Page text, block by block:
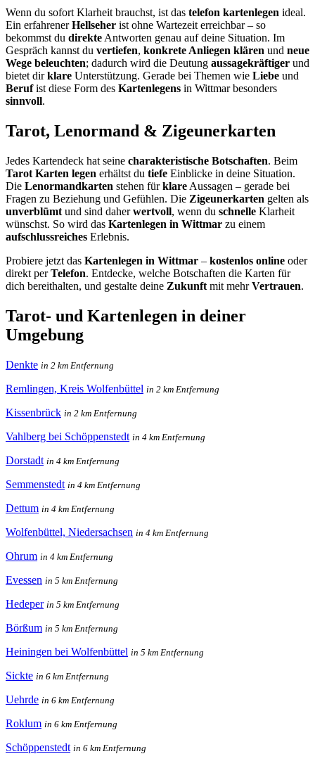
Wenn du sofort Klarheit brauchst, ist das telefon kartenlegen ideal.
Ein erfahrenerHellseher ist ohne Wartezeit erreichbar – so
bekommst du direkte Antworten genau auf deine Situation. Im
Gespräch kannst du vertiefen, konkrete Anliegen klären und neue
Wege beleuchten; dadurch wird die Deutung aussagekräftiger und
bietet dirklare Unterstützung. Gerade bei Themen wie Liebe und
Berufist diese Form des Kartenlegens in Wittmar besonders
sinnvoll.
Tarot, Lenormand & Zigeunerkarten
Jedes Kartendeck hat seine charakteristische Botschaften. Beim
Tarot Karten legen erhältst du tiefe Einblicke in deine Situation.
Die Lenormandkarten stehen fürklare Aussagen – gerade bei
Fragen zu Beziehung und Gefühlen. Die Zigeunerkarten gelten als
unverblümt und sind daherwertvoll, wenn du schnelle Klarheit
wünschst. So wird das Kartenlegen in Wittmar zu einem
aufschlussreiches Erlebnis.
Probiere jetzt das Kartenlegen in Wittmar – kostenlos online oder
direkt perTelefon. Entdecke, welche Botschaften die Karten für
dich bereithalten, und gestalte deine Zukunft mit mehrVertrauen.
Tarot- und Kartenlegen in deiner
Umgebung
Denkte in 2 km Entfernung
Remlingen, Kreis Wolfenbüttel in 2 km Entfernung
Kissenbrück in 2 km Entfernung
Vahlberg bei Schöppenstedt in 4 km Entfernung
Dorstadt in 4 km Entfernung
Semmenstedt in 4 km Entfernung
Dettum in 4 km Entfernung
Wolfenbüttel, Niedersachsen in 4 km Entfernung
Ohrum in 4 km Entfernung
Evessen in 5 km Entfernung
Hedeper in 5 km Entfernung
Börßum in 5 km Entfernung
Heiningen bei Wolfenbüttel in 5 km Entfernung
Sickte in 6 km Entfernung
Uehrde in 6 km Entfernung
Roklum in 6 km Entfernung
Schöppenstedt in 6 km Entfernung